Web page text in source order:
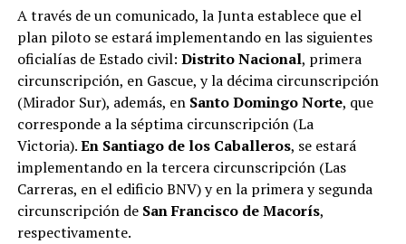
A través de un comunicado, la Junta establece que el
plan piloto se estará implementando en las siguientes
oficialías de Estado civil: Distrito Nacional, primera
circunscripción, en Gascue, y la décima circunscripción
(Mirador Sur), además, en Santo Domingo Norte, que
corresponde a la séptima circunscripción (La
Victoria).En Santiago de los Caballeros, se estará
implementando en la tercera circunscripción (Las
Carreras, en el edificio BNV) y en la primera y segunda
circunscripción de San Francisco de Macorís,
respectivamente.